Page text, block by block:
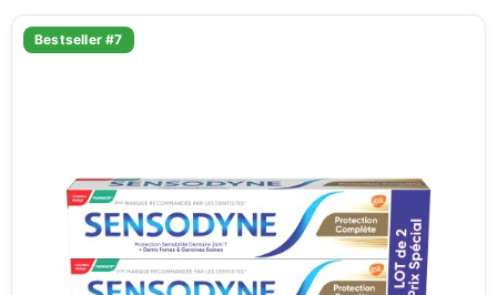
Bestseller #7